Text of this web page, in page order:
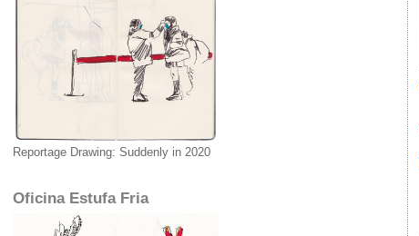
Reportage Drawing: Suddenly in 2020
Oficina Estufa Fria